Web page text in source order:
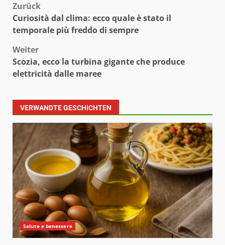
Beitragsnavigation
Zurück
Curiosità dal clima: ecco quale è stato il
temporale più freddo di sempre
Weiter
Scozia, ecco la turbina gigante che produce
elettricità dalle maree
VERWANDTE GESCHICHTEN
Salute e benessere